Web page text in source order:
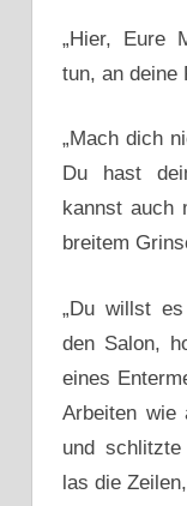
„Hier, Eure
tun, an deine
„Mach dich
Du hast
kannst auch
breitem
„Du willst
den Salon,
eines
Arbeiten wie
und
las die